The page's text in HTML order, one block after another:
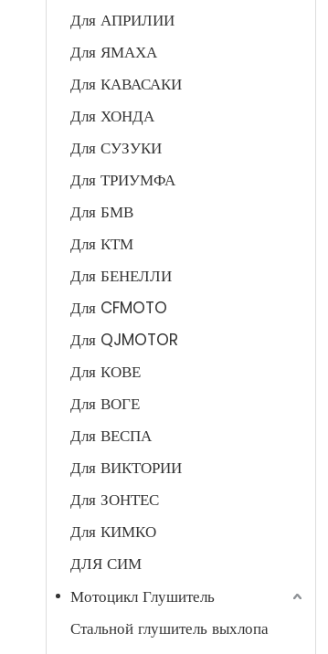
Для АПРИЛИИ
Для ЯМАХА
Для КАВАСАКИ
Для ХОНДА
Для СУЗУКИ
Для ТРИУМФА
Для БМВ
Для КТМ
Для БЕНЕЛЛИ
Для CFMOTO
Для QJMOTOR
Для КОВЕ
Для ВОГЕ
Для ВЕСПА
Для ВИКТОРИИ
Для ЗОНТЕС
Для КИМКО
ДЛЯ СИМ
Мотоцикл Глушитель
Стальной глушитель выхлопа